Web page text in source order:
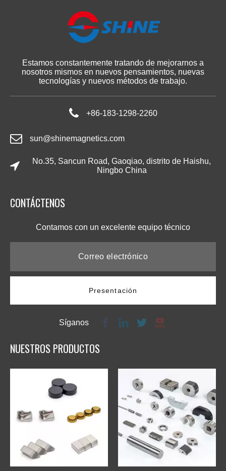
Estamos constantemente tratando de mejorarnos a
nosotros mismos en nuevos pensamientos, nuevas
tecnologías y nuevos métodos de trabajo.
+86-183-1298-2260
sun@shinemagnetics.com
No.35, Sancun Road, Gaoqiao, distrito de Haishu,
Ningbo China
CONTÁCTENOS
Contamos con un excelente equipo técnico
Presentación
Síganos
NUESTROS PRODUCTOS